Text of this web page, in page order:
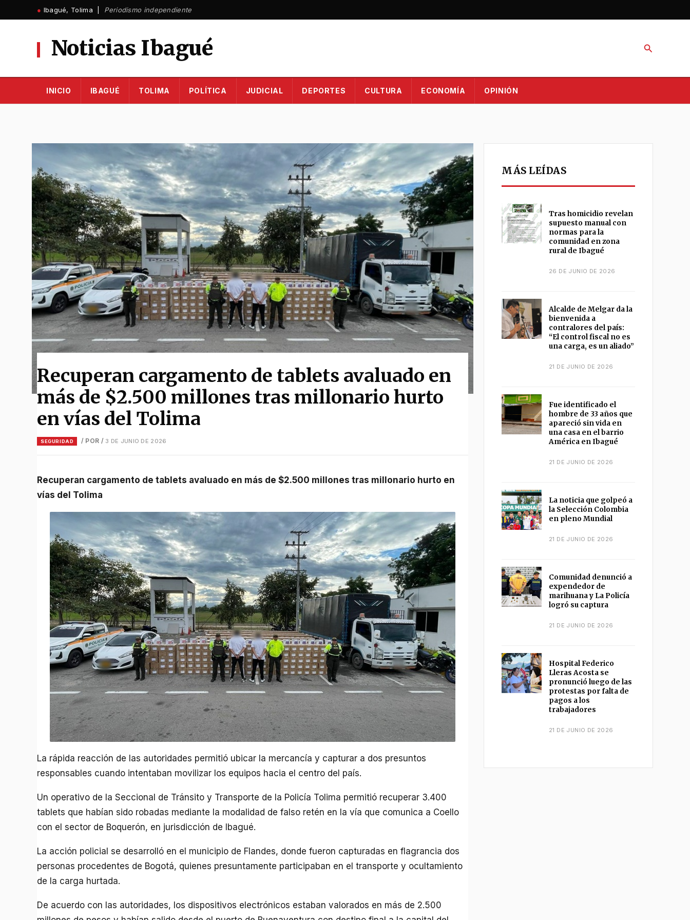
al
● Ibagué, Tolima | Periodismo independiente
Noticias Ibagué Buscar
INICIO IBAGUÉ TOLIMA POLÍTICA JUDICIAL DEPORTES CULTURA ECONOMÍA OPINIÓN
Recuperan cargamento de tablets avaluado en
más de $2.500 millones tras millonario hurto
en vías del Tolima
SEGURIDAD / POR / 3 DE JUNIO DE 2026
Recuperan cargamento de tablets avaluado en más de $2.500 millones tras millonario hurto en
vías del Tolima
La rápida reacción de las autoridades permitió ubicar la mercancía y capturar a dos presuntos
responsables cuando intentaban movilizar los equipos hacia el centro del país.
Un operativo de la Seccional de Tránsito y Transporte de la Policía Tolima permitió recuperar 3.400
tablets que habían sido robadas mediante la modalidad de falso retén en la vía que comunica a Coello
con el sector de Boquerón, en jurisdicción de Ibagué.
La acción policial se desarrolló en el municipio de Flandes, donde fueron capturadas en flagrancia dos
personas procedentes de Bogotá, quienes presuntamente participaban en el transporte y ocultamiento
de la carga hurtada.
De acuerdo con las autoridades, los dispositivos electrónicos estaban valorados en más de 2.500
MÁS LEÍDAS
Tras homicidio revelan
supuesto manual con
normas para la
comunidad en zona
rural de Ibagué
26 DE JUNIO DE 2026
Alcalde de Melgar da la
bienvenida a
contralores del país:
“El control fiscal no es
una carga, es un aliado”
21 DE JUNIO DE 2026
Fue identificado el
hombre de 33 años que
apareció sin vida en
una casa en el barrio
América en Ibagué
21 DE JUNIO DE 2026
La noticia que golpeó a
la Selección Colombia
en pleno Mundial
21 DE JUNIO DE 2026
Comunidad denunció a
expendedor de
marihuana y La Policía
logró su captura
21 DE JUNIO DE 2026
Hospital Federico
Lleras Acosta se
pronunció luego de las
protestas por falta de
pagos a los
trabajadores
21 DE JUNIO DE 2026